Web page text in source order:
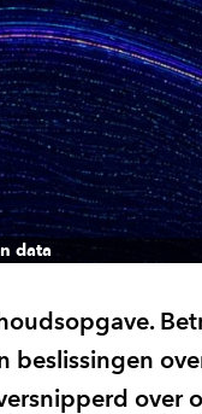
data
over